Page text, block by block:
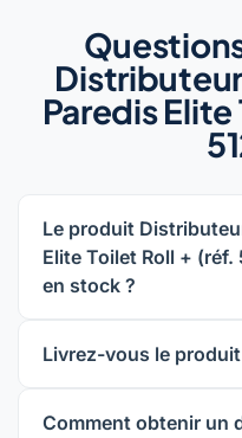
Paredis
Le produit
Elite Toilet Roll +
en stock ?
Livrez-vous le
Comment obtenir un